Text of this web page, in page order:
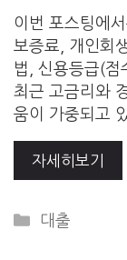
이번 포스팅에
보증료, 개인회
법, 신용등급(점
최근 고금리와
움이 가중되고
자세히보기
Categories
대출